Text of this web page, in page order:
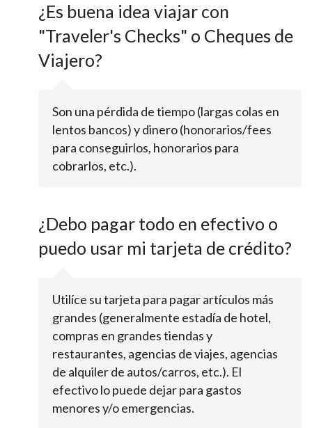
¿Es buena idea viajar con
"Traveler's Checks" o Cheques de
Viajero?
Son una pérdida de tiempo (largas colas en
lentos bancos) y dinero (honorarios/fees
para conseguirlos, honorarios para
cobrarlos, etc.).
¿Debo pagar todo en efectivo o
puedo usar mi tarjeta de crédito?
Utilíce su tarjeta para pagar artículos más
grandes (generalmente estadía de hotel,
compras en grandes tiendas y
restaurantes, agencias de viajes, agencias
de alquiler de autos/carros, etc.). El
efectivo lo puede dejar para gastos
menores y/o emergencias.